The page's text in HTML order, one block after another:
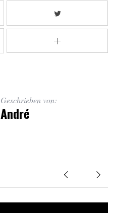
Geschrieben von:
André